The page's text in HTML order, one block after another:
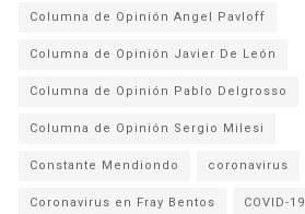
Columna de Opinión Angel Pavloff
Columna de Opinión Javier De León
Columna de Opinión Pablo Delgrosso
Columna de Opinión Sergio Milesi
Constante Mendiondo coronavirus
Coronavirus en Fray Bentos COVID-19